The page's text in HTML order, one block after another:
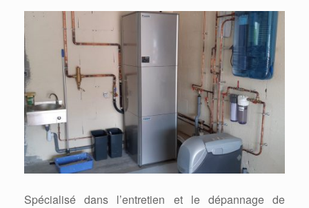
Spécialisé dans l’entretien et le dépannage de